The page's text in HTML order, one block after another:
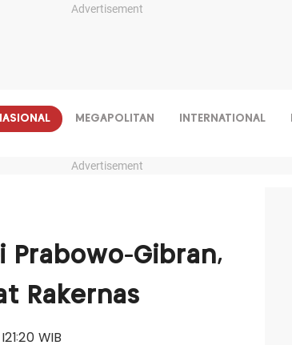
Advertisement
MEGAPOLITAN INTERNATIONAL
Advertisement
Prabowo-Gibran,
Rakernas
WIB